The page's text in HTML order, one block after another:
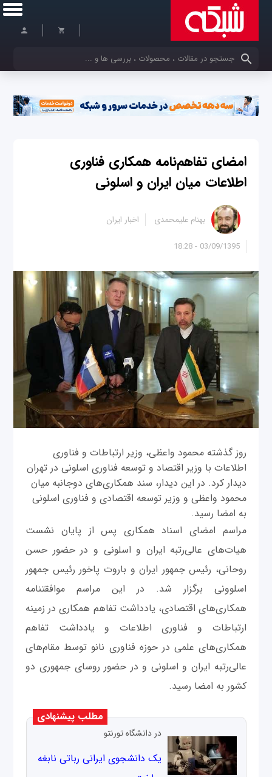
کلمات کلیدی خود را وارد کنید
امضای تفاهم‌نامه همکاری فناوری
اطلاعات میان ایران و اسلونی
03/09/1395 - 18:28
بهنام علیمحمدی اخبار ایران
روز گذشته محمود واعظی، وزیر ارتباطات و فناوری
اطلاعات با وزیر اقتصاد و توسعه فناوری اسلونی در تهران
دیدار کرد. در این دیدار، سند همکاری‌های دوجانبه میان
محمود واعظی و وزیر توسعه اقتصادی و فناوری اسلونی
به امضا رسید.
مراسم امضای اسناد همکاری پس از پایان نشست
هیات‌های عالی‌رتبه ایران و اسلونی و در حضور حسن
روحانی، رئیس جمهور ایران و باروت پاخور رئیس جمهور
اسلوونی برگزار شد. در این مراسم موافقتنامه
همکاری‌های اقتصادی، یادداشت تفاهم همکاری در زمینه
ارتباطات و فناوری اطلاعات و یادداشت تفاهم
همکاری‌های علمی در حوزه فناوری نانو توسط مقام‌های
عالی‌رتبه ایران و اسلونی و در حضور روسای جمهوری دو
کشور به امضا رسید.
مطلب پیشنهادی
در دانشگاه تورنتو
یک دانشجوی ایرانی رباتی نابغه